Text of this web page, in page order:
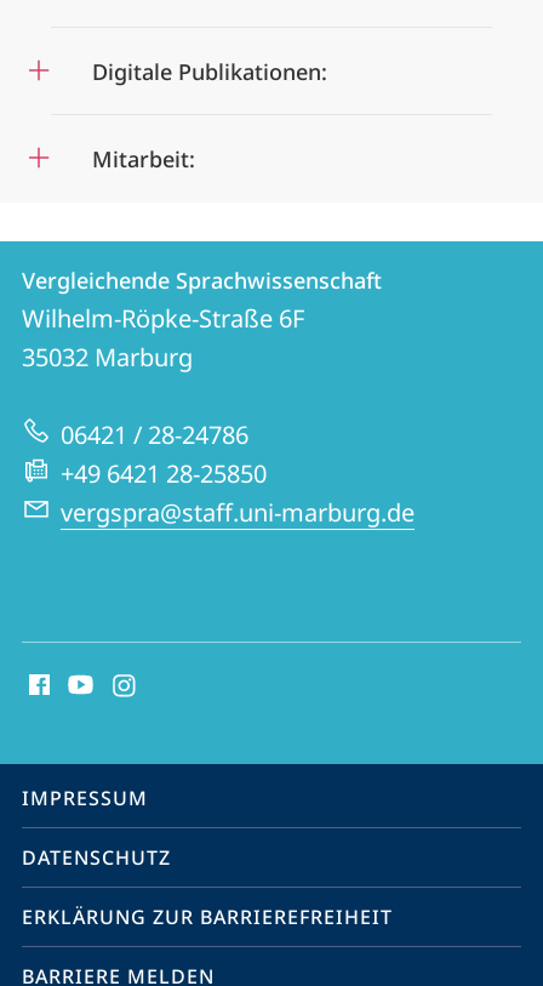
Digitale Publikationen:
Mitarbeit:
Kontakt
und
Informationen
zur
Website
Kontaktinformationen
Vergleichende
Sprachwissenschaft
Vergleichende Sprachwissenschaft
Wilhelm-Röpke-Straße 6F
35032 Marburg
06421 / 28-24786
+49 6421 28-25850
vergspra@staff.uni-marburg.de
Media
Service-
Navigation
IMPRESSUM
DATENSCHUTZ
ERKLÄRUNG ZUR BARRIEREFREIHEIT
BARRIERE MELDEN